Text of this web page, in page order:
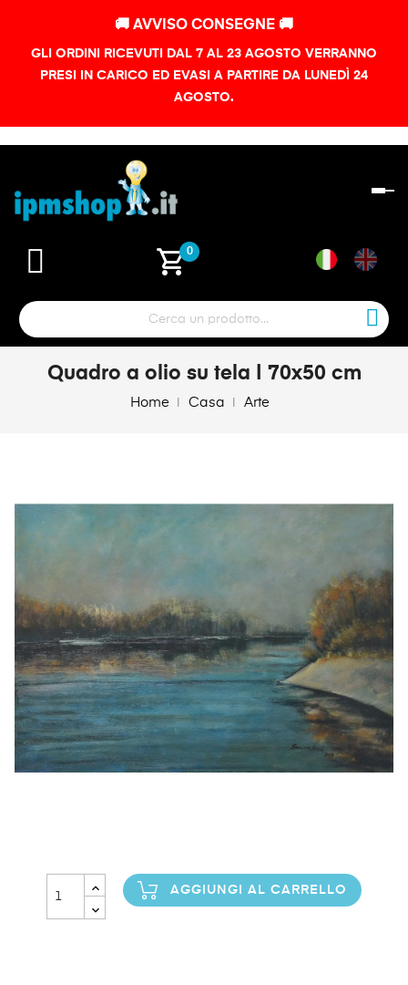
🚚 AVVISO CONSEGNE 🚚
GLI ORDINI RICEVUTI DAL 7 AL 23 AGOSTO VERRANNO
PRESI IN CARICO ED EVASI A PARTIRE DA LUNEDÌ 24
AGOSTO.
shopping_cart0
Quadro a olio su tela | 70x50 cm
Home Casa Arte
AGGIUNGI AL CARRELLO